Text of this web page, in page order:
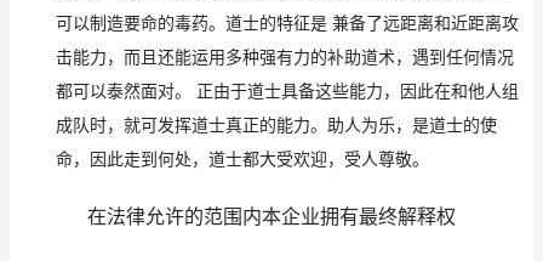
可以制造要命的毒药。道士的特征是 兼备了远距离和近距离攻
击能力，而且还能运用多种强有力的补助道术，遇到任何情况
都可以泰然面对。
正由于道士具备这些能力，因此在和他人组
成队时，就可发挥道士真正的能力。助人为乐，是道士的使
命，因此走到何处，道士都大受欢迎，受人尊敬。
在法律允许的范围内本企业拥有最终解释权